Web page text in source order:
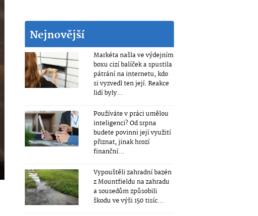
Nejnovější
Markéta našla ve výdejním
boxu cizí balíček a spustila
pátrání na internetu, kdo
si vyzvedl ten její. Reakce
lidí byly...
Používáte v práci umělou
inteligenci? Od srpna
budete povinni její využití
přiznat, jinak hrozí
finanční...
Vypouštěli zahradní bazén
z Mountfieldu na zahradu
a sousedům způsobili
škodu ve výši 150 tisíc...